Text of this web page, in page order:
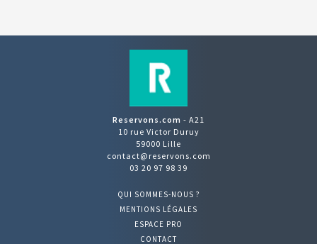
Reservons.com - A21
10 rue Victor Duruy
59000 Lille
contact@reservons.com
03 20 97 98 39
QUI SOMMES-NOUS ?
MENTIONS LÉGALES
ESPACE PRO
CONTACT